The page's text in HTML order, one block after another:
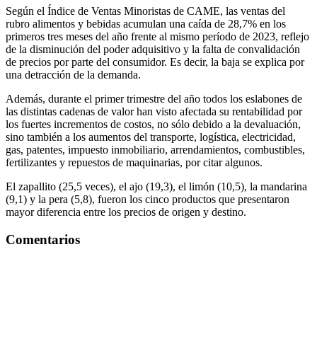
Según el Índice de Ventas Minoristas de CAME, las ventas del
rubro alimentos y bebidas acumulan una caída de 28,7% en los
primeros tres meses del año frente al mismo período de 2023, reflejo
de la disminución del poder adquisitivo y la falta de convalidación
de precios por parte del consumidor. Es decir, la baja se explica por
una detracción de la demanda.
Además, durante el primer trimestre del año todos los eslabones de
las distintas cadenas de valor han visto afectada su rentabilidad por
los fuertes incrementos de costos, no sólo debido a la devaluación,
sino también a los aumentos del transporte, logística, electricidad,
gas, patentes, impuesto inmobiliario, arrendamientos, combustibles,
fertilizantes y repuestos de maquinarias, por citar algunos.
El zapallito (25,5 veces), el ajo (19,3), el limón (10,5), la mandarina
(9,1) y la pera (5,8), fueron los cinco productos que presentaron
mayor diferencia entre los precios de origen y destino.
Comentarios